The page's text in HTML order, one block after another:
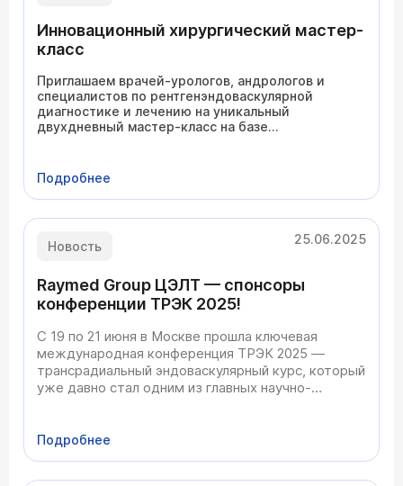
Инновационный хирургический мастер-
класс
Приглашаем врачей-урологов, андрологов и
специалистов по рентгенэндоваскулярной
диагностике и лечению на уникальный
двухдневный мастер-класс на базе
изучение инновационных эндоваскулярных
методов диагностики и лечения в сосудистой
урологии и андрологии. Обучение проводят
ведущие эксперты страны, что гарантирует
получение актуальных практических навыков.
Подробнее
Новость 25.06.2025
Raymed Group ЦЭЛТ — спонсоры
конференции ТРЭК 2025!
С 19 по 21 июня в Москве прошла ключевая
международная конференция ТРЭК 2025 —
трансрадиальный эндоваскулярный курс, который
уже давно стал одним из главных научно-
Клиника ЦЭЛТ традиционно участвует в
Подробнее